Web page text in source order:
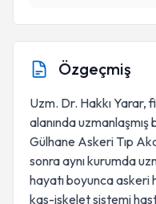
Özgeçmiş
Uzm. Dr. Hakkı
alanında
Gülhane Askeri Tıp
sonra aynı kurumda
hayatı boyunca askeri
kas-iskelet sistemi